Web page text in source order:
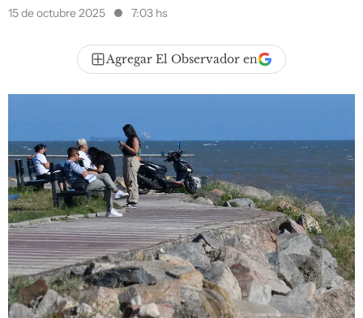
15 de octubre 2025 7:03 hs
Agregar El Observador en